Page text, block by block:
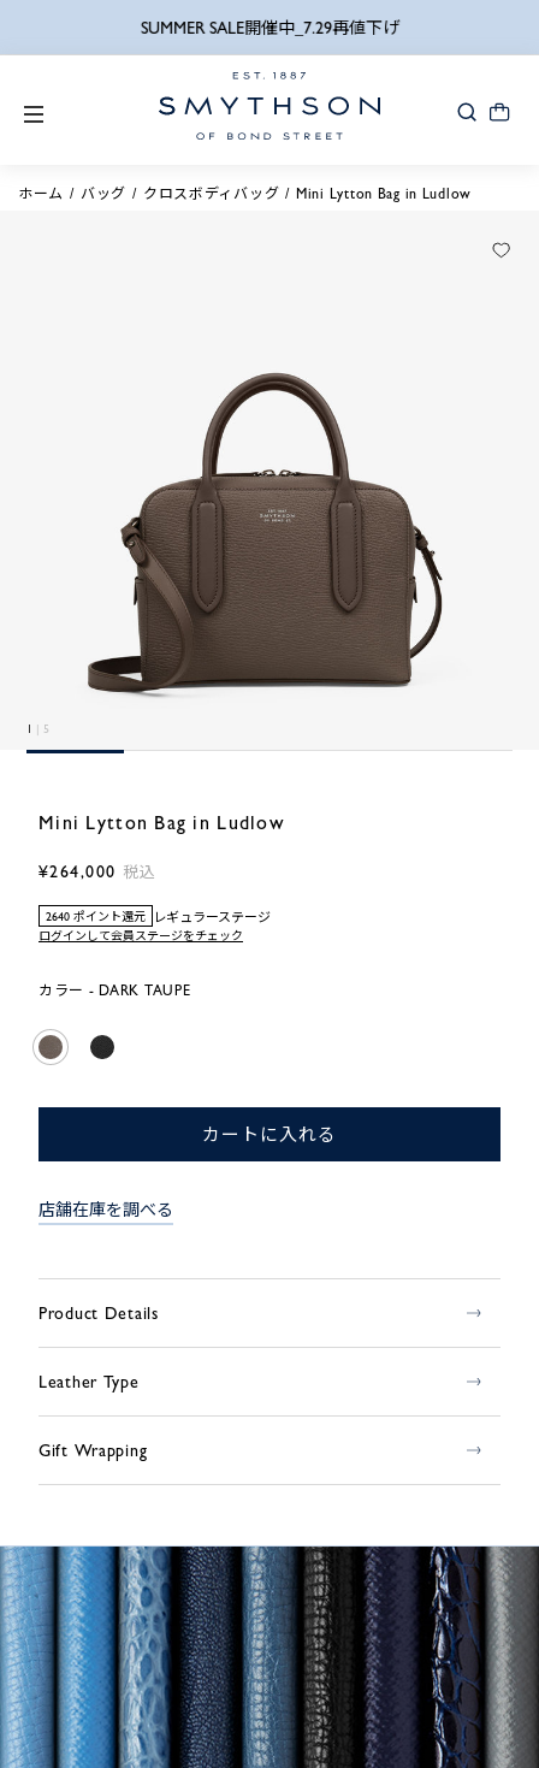
SUMMER SALE開催中_7.29再値下げ
ホーム バッグ クロスボディバッグ Mini Lytton Bag in Ludlow
1 | 5
Mini Lytton Bag in Ludlow
¥264,000 税込
2640 ポイント還元 レギュラーステージ
ログインして会員ステージをチェック
カラー - DARK TAUPE
カートに入れる
店舗在庫を調べる
Product Details
Leather Type
Gift Wrapping